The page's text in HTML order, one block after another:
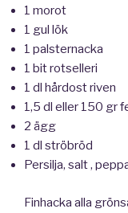
1 morot
1 gul lök
1 palsternacka
1 bit rotselleri
1 dl hårdost riven
1,5 dl eller 150 gr
2 ägg
1 dl ströbröd
Persilja, salt ,
Finhacka alla